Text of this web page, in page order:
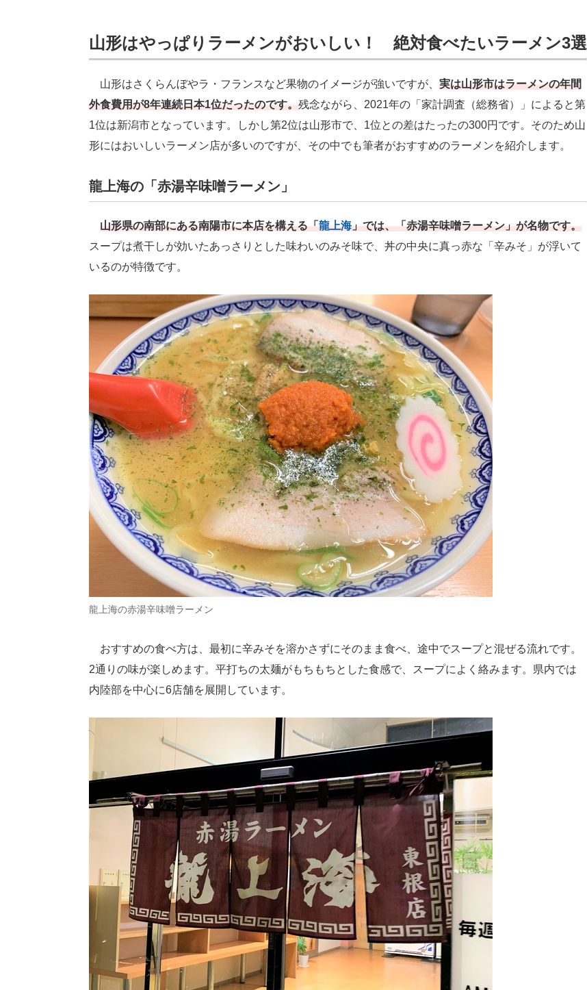
山形はやっぱりラーメンがおいしい！ 絶対食べたいラーメン3選
山形はさくらんぼやラ・フランスなど果物のイメージが強いですが、 実は山形市はラーメンの年間
外食費用が8年連続日本1位だったのです。残念ながら、2021年の「家計調査（総務省）」によると第
1位は新潟市となっています。しかし第2位は山形市で、1位との差はたったの300円です。そのため山
形にはおいしいラーメン店が多いのですが、その中でも筆者がおすすめのラーメンを紹介します。
龍上海の「赤湯辛味噌ラーメン」
山形県の南部にある南陽市に本店を構える「龍上海」では、「赤湯辛味噌ラーメン」が名物です。
スープは煮干しが効いたあっさりとした味わいのみそ味で、丼の中央に真っ赤な「辛みそ」が浮いて
いるのが特徴です。
龍上海の赤湯辛味噌ラーメン
おすすめの食べ方は、最初に辛みそを溶かさずにそのまま食べ、途中でスープと混ぜる流れです。
2通りの味が楽しめます。平打ちの太麺がもちもちとした食感で、スープによく絡みます。県内では
内陸部を中心に6店舗を展開しています。